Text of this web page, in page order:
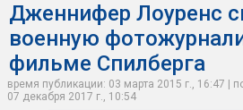
Дженнифер Лоуренс
военную
фильме Спилберга
время публикации: 03 марта 2015 г., 16:47 |
07 декабря 2017 г., 10:54